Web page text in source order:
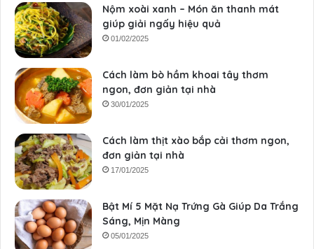
Nộm xoài xanh – Món ăn thanh mát
giúp giải ngấy hiệu quả
01/02/2025
Cách làm bò hầm khoai tây thơm
ngon, đơn giản tại nhà
30/01/2025
Cách làm thịt xào bắp cải thơm ngon,
đơn giản tại nhà
17/01/2025
Bật Mí 5 Mặt Nạ Trứng Gà Giúp Da Trắng
Sáng, Mịn Màng
05/01/2025